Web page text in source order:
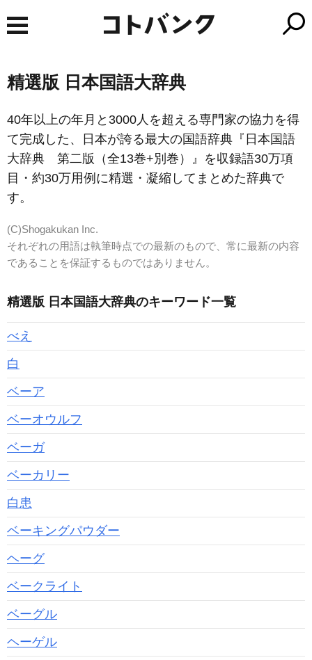
精選版 日本国語大辞典
40年以上の年月と3000人を超える専門家の協力を得
て完成した、日本が誇る最大の国語辞典『日本国語
大辞典 第二版（全13巻+別巻）』を収録語30万項
目・約30万用例に精選・凝縮してまとめた辞典で
す。
(C)Shogakukan Inc.
それぞれの用語は執筆時点での最新のもので、常に最新の内容
であることを保証するものではありません。
精選版 日本国語大辞典のキーワード一覧
べえ
白
ベーア
ベーオウルフ
ベーガ
ベーカリー
白患
ベーキングパウダー
ヘーグ
ベークライト
ベーグル
ヘーゲル